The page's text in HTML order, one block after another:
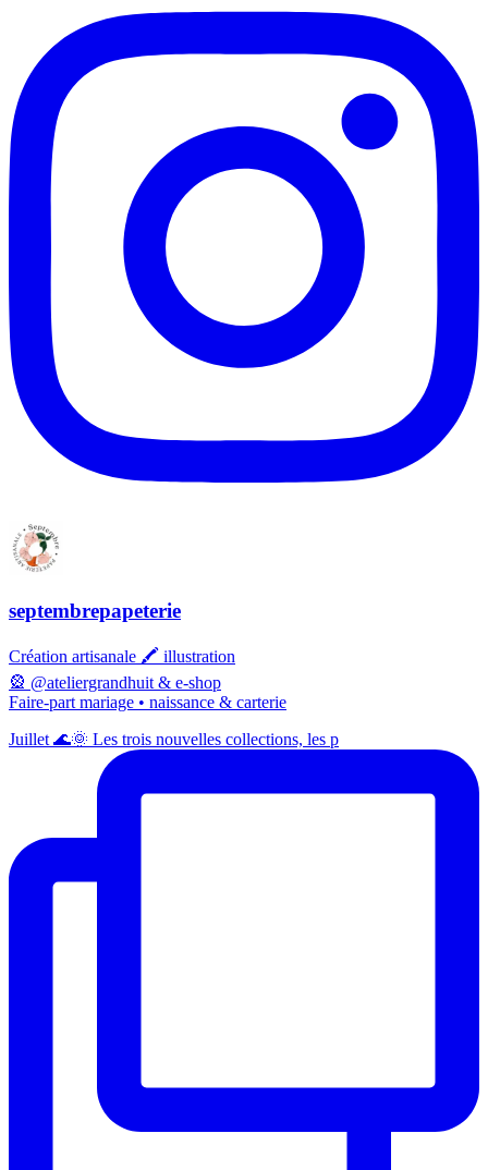
septembrepapeterie
Création artisanale 🖍️ illustration
🎡 @ateliergrandhuit & e-shop
Faire-part mariage • naissance & carterie
Juillet 🌊🌞 Les trois nouvelles collections, les p